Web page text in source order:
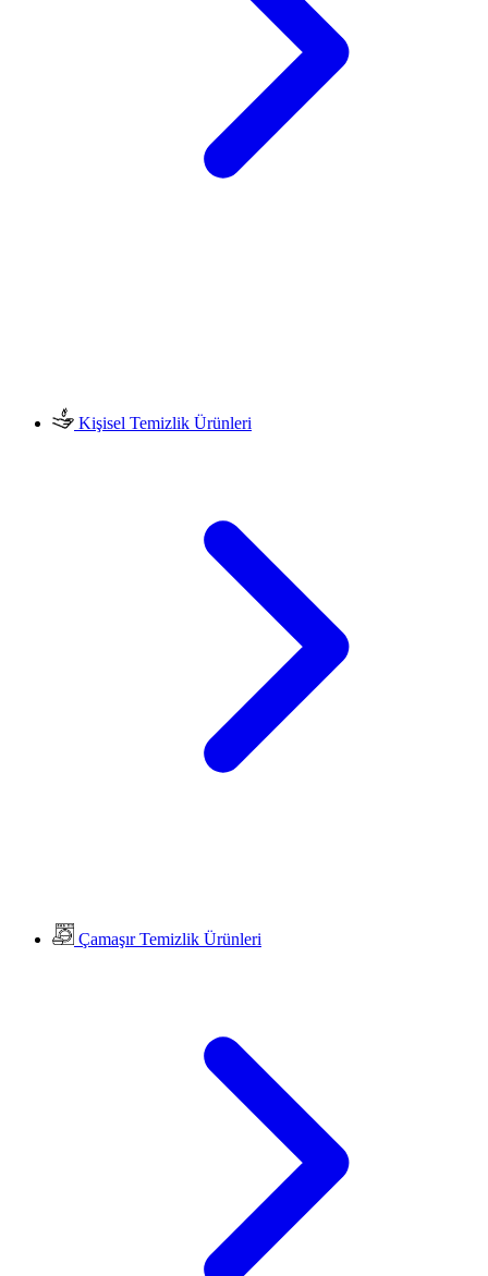
Kişisel Temizlik Ürünleri
Çamaşır Temizlik Ürünleri